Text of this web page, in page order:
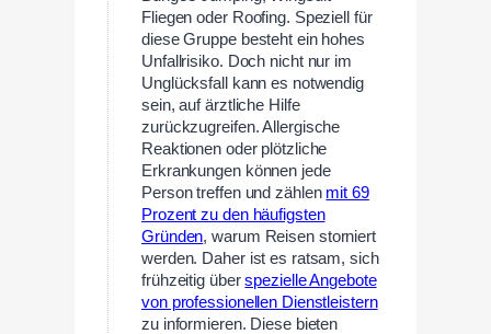
Fliegen oder Roofing. Speziell für
diese Gruppe besteht ein hohes
Unfallrisiko. Doch nicht nur im
Unglücksfall kann es notwendig
sein, auf ärztliche Hilfe
zurückzugreifen. Allergische
Reaktionen oder plötzliche
Erkrankungen können jede
Person treffen und zählen mit 69
Prozent zu den häufigsten
Gründen, warum Reisen storniert
werden. Daher ist es ratsam, sich
frühzeitig überspezielle Angebote
von professionellen Dienstleistern
zu informieren. Diese bieten